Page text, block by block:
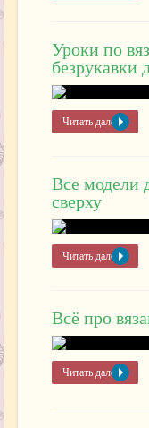
Уроки по
безрукавки
Читать далее »
Все модели
сверху
Читать далее »
Всё про
Читать далее »